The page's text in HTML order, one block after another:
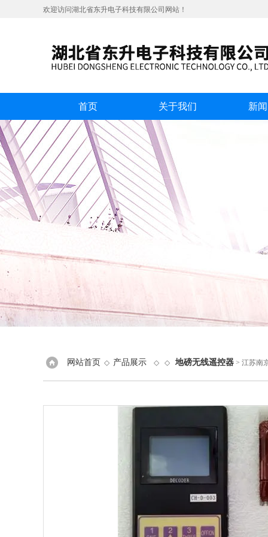
欢迎访问湖北省东升电子科技有限公司网站！
首页 关于我们 新
网站首页 ◇ 产品展示 ◇ ◇ 地磅无线遥控器 > 江苏南